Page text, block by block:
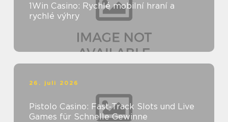
1Win Casino: Rychlé mobilní hraní a
rychlé výhry
26. juli 2026
Pistolo Casino: Fast‑Track Slots und Live
Games für Schnelle Gewinne